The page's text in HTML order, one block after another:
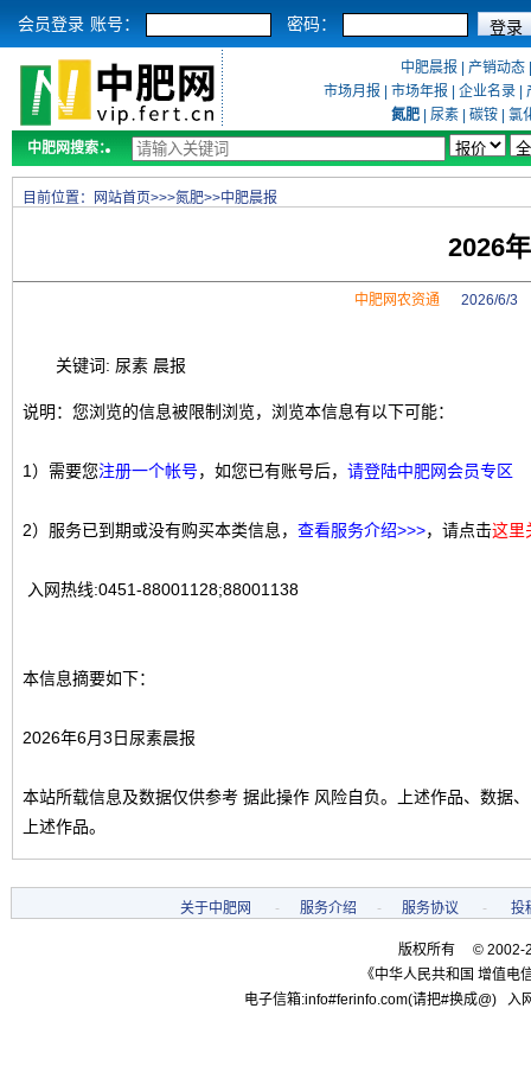
会员登录 账号： 密码：
中肥晨报 产销动态
市场月报
市场年报 企业名录
氮肥
尿素 碳铵
氯
中肥网搜索：
目前位置： 网站首页>>>氮肥>>中肥晨报
2026
中肥网农资通2026/6/3
关键词: 尿素 晨报
说明：您浏览的信息被限制浏览，浏览本信息有以下可能：
1）需要您注册一个帐号，如您已有账号后， 请登陆中肥网会员专区
2）服务已到期或没有购买本类信息， 查看服务介绍>>>，请点击这里
入网热线:0451-88001128;88001138
本信息摘要如下：
2026年6月3日尿素晨报
本站所载信息及数据仅供参考 据此操作 风险自负。上述作品、数据
上述作品。
关于中肥网 - 服务介绍 - 服务协议 - 投
版权所有 © 2002-
《中华人民共和国 增值电
电子信箱:info#ferinfo.com(请把#换成@)